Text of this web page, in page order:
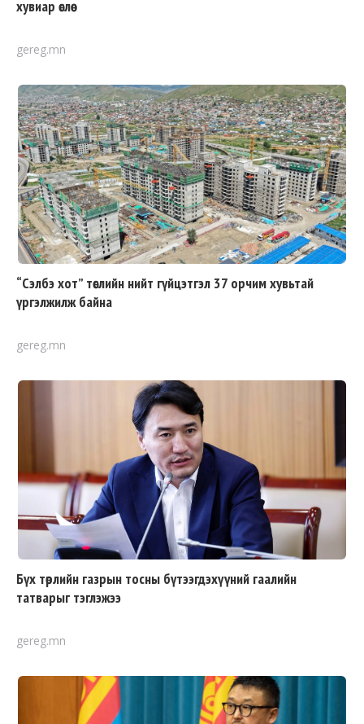
хувиар өслөө
gereg.mn
“Сэлбэ хот” төслийн нийт гүйцэтгэл 37 орчим хувьтай
үргэлжилж байна
gereg.mn
Бүх төрлийн газрын тосны бүтээгдэхүүний гаалийн
татварыг тэглэжээ
gereg.mn